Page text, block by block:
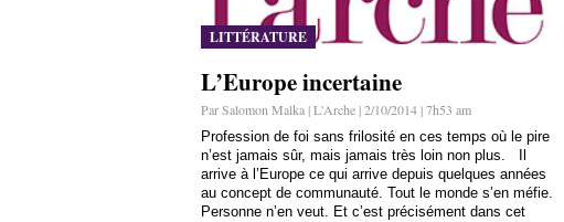
LITTÉRATURE
L’Europe incertaine
Par Salomon Malka | L'Arche | 2/10/2014 | 7h53 am
Profession de foi sans frilosité en ces temps où le pire
n’est jamais sûr, mais jamais très loin non plus. Il
arrive à l’Europe ce qui arrive depuis quelques années
au concept de communauté. Tout le monde s’en méfie.
Personne n’en veut. Et c’est précisément dans cet